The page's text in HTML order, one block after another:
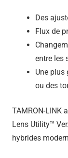
Des
Flux de
entre les
Une plus
ou des
TAMRON-LINK
Lens Utility™
hybrides